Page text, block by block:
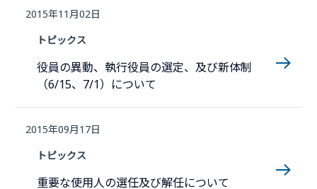
2015年11月02日
トピックス
役員の異動、執行役員の選定、及び新体制
（6/15、7/1）について
2015年09月17日
トピックス
重要な使用人の選任及び解任について